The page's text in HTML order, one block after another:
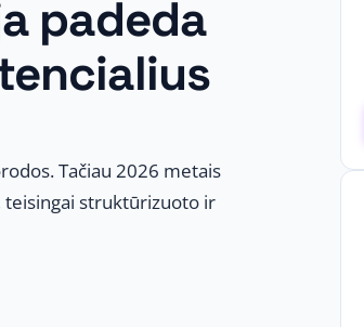
padeda
Tačiau 2026 metais
teisingai struktūrizuoto ir